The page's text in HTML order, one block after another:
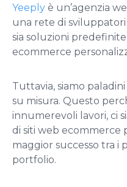
Yeeply è un’agenzia
una rete di
sia soluzioni
ecommerce
Tuttavia, siamo
su misura. Questo
innumerevoli lavori, ci
di siti web ecommerce
maggior successo tra i
portfolio.